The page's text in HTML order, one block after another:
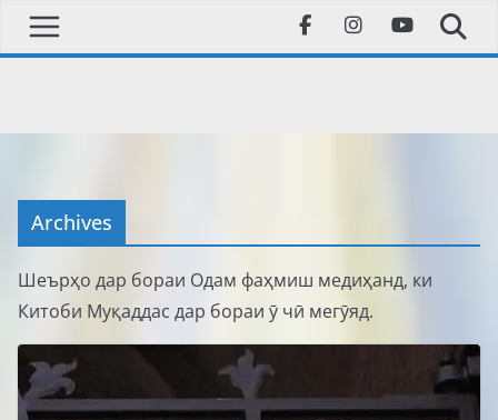
Skip
Archives
Шеърҳо дар бораи Одам фаҳмиш медиҳанд, ки
Китоби Муқаддас дар бораи ӯ чӣ мегӯяд.